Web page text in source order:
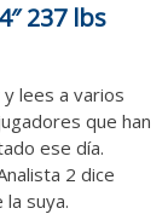
237 lbs
lees a varios
que han
ese día.
2 dice
la suya.